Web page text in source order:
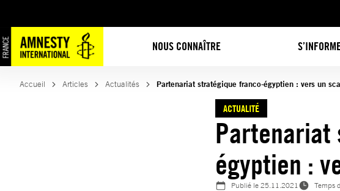
NOUS CONNAÎTRE
au
contenu
Accueil Articles Actualités Partenariat stratégique franco-égyptien : vers un
ACTUALITÉ
Partenariat
égyptien :
Publié le25.11.2021
Temps